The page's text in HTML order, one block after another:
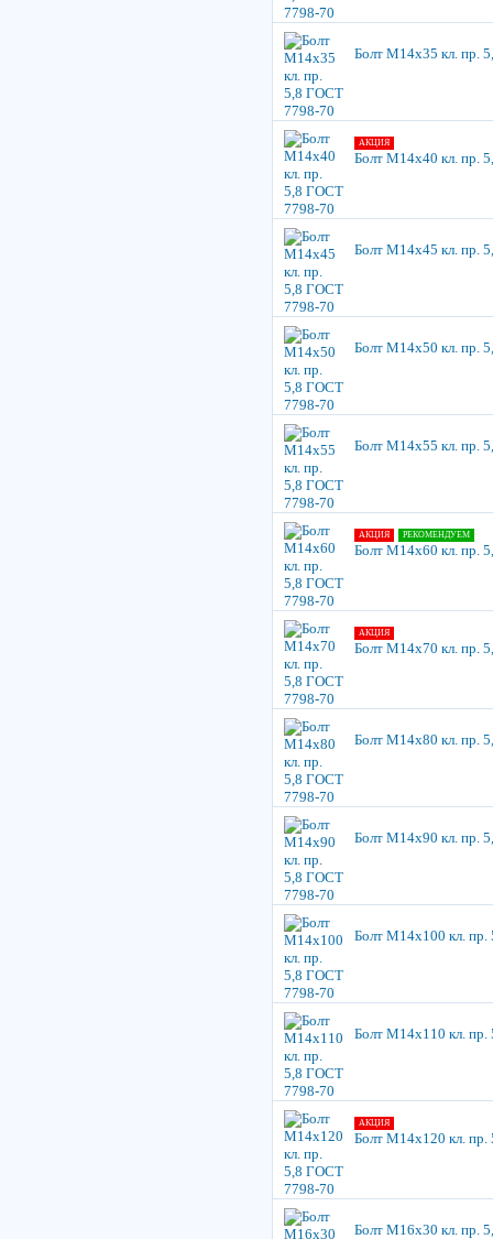
Болт М14х35 кл. пр.
АКЦИЯ
Болт М14х40 кл. пр.
Болт М14х45 кл. пр.
Болт М14х50 кл. пр.
Болт М14х55 кл. пр.
АКЦИЯ РЕКОМЕНДУЕМ
Болт М14х60 кл. пр.
АКЦИЯ
Болт М14х70 кл. пр.
Болт М14х80 кл. пр.
Болт М14х90 кл. пр.
Болт М14х100 кл.
Болт М14х110 кл.
АКЦИЯ
Болт М14х120 кл.
Болт М16х30 кл. пр.